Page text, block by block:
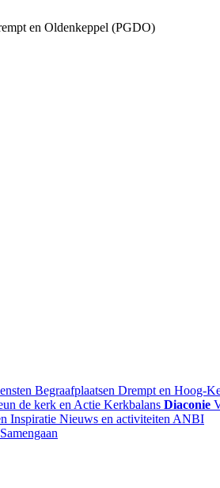
en Oldenkeppel (PGDO)
Begraafplaatsen Drempt en Hoog-
de kerk en Actie Kerkbalans Diaconie
Inspiratie Nieuws en activiteiten ANBI
Samengaan